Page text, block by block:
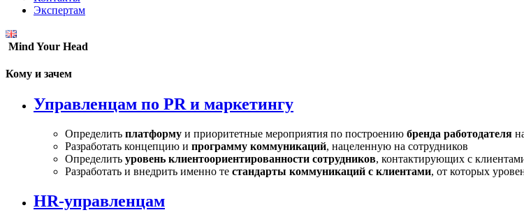
Экспертам
Mind Your Head
Кому и зачем
Управленцам по PR и маркетингу
Определить платформу и приоритетные мероприятия по построению бренда работодателя
Разработать концепцию и программу коммуникаций, нацеленную на сотрудников
Определить уровень клиентоориентированности сотрудников, контактирующих с
Разработать и внедрить именно те стандарты коммуникаций с клиентами, от которых
HR-управленцам